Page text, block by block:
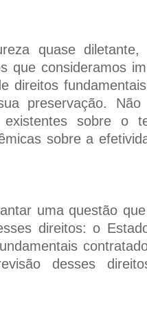
quase
que consideramos
direitos
preservação.
existentes sobre o
sobre a
uma questão
direitos: o
desses